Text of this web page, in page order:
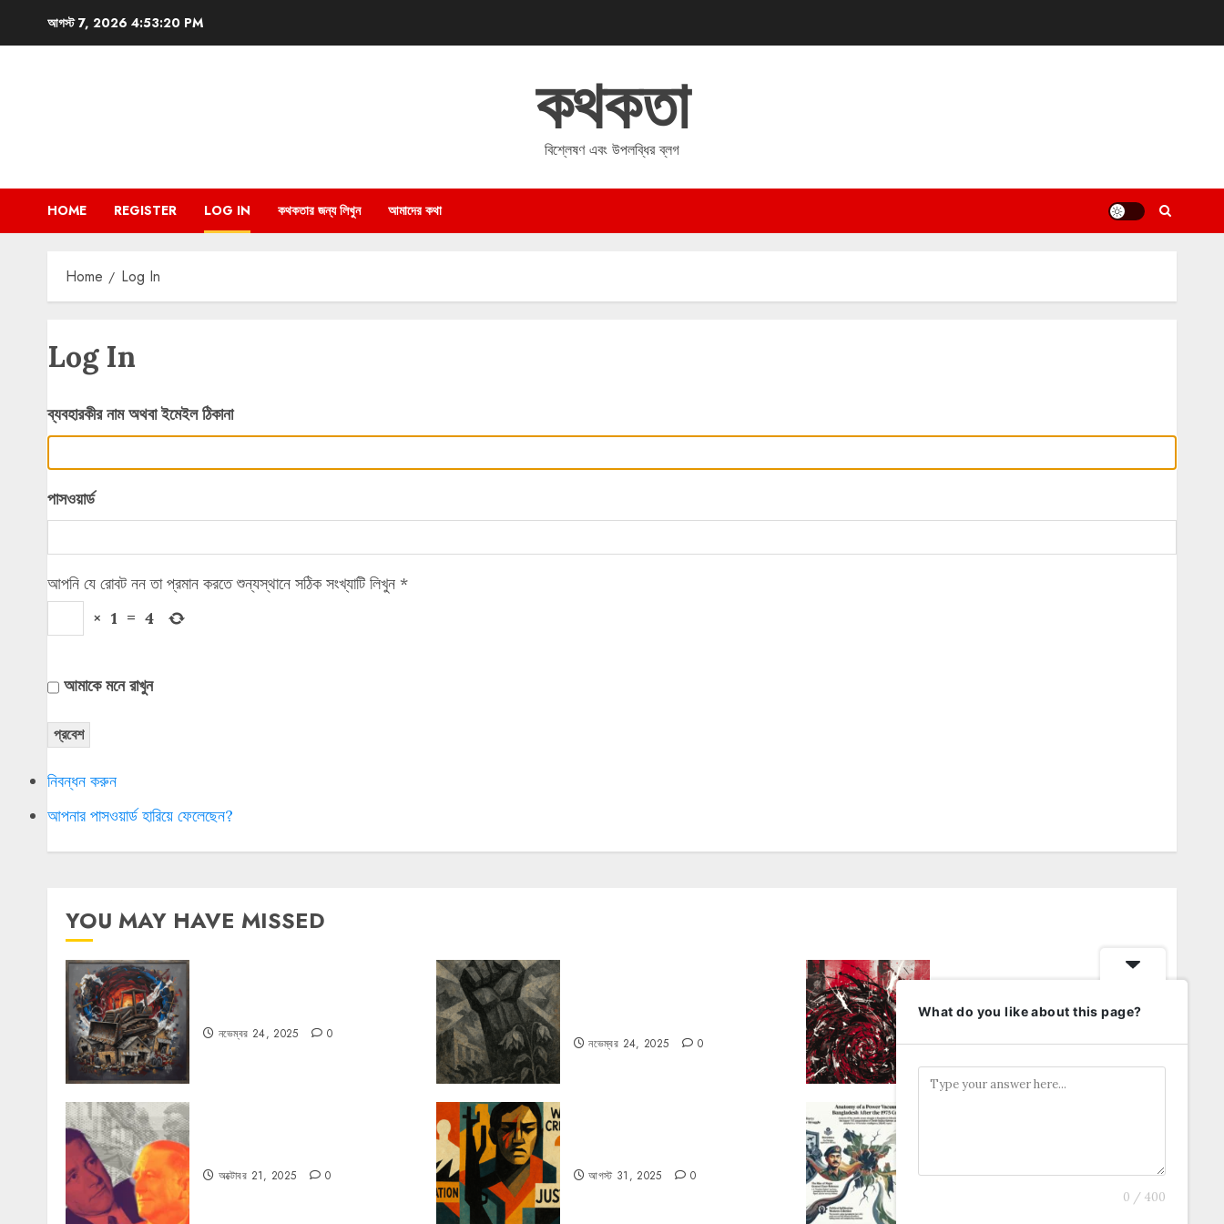
আগস্ট 7, 2026 4:53:20 PM
কথকতা
বিশ্লেষণ এবং উপলব্ধির ব্লগ
HOME REGISTER LOG IN কথকতার জন্য লিখুন আমাদের কথা
Home Log In
Log In
ব্যবহারকীর নাম অথবা ইমেইল ঠিকানা
পাসওয়ার্ড
আপনি যে রোবট নন তা প্রমান করতে শুন্যস্থানে সঠিক সংখ্যাটি লিখুন *
× 1 = 4
আমাকে মনে রাখুন
প্রবেশ
নিবন্ধন করুন
আপনার পাসওয়ার্ড হারিয়ে ফেলেছেন?
YOU MAY HAVE MISSED
নভেম্বর 24, 2025 0
নভেম্বর 24, 2025 0
ফ্যাসিবাদের উপমা নিয়ে বিপত্তি
অক্টোবর 21, 2025 0 আগস্ট 31, 2025 0
What do you like about this page?
0 / 400